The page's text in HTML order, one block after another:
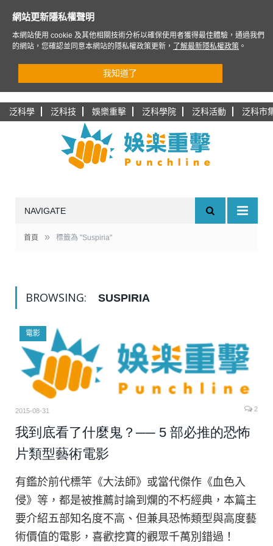
泛科學 泛科技 娛樂重擊 泛科學院 泛科活動 泛科市
NAVIGATE
首頁 » 標籤為 "Suspiria"
BROWSING: SUSPIRIA
電影
2015-08-31 2
我到底看了什麼鬼？── 5 部必推的恐怖
片類型藝術電影
有鑑於前代標竿《大法師》或當代傑作《血色入
侵》等，都是被推薦討論到爛的不朽經典，本篇主
要介紹五部知名度不高、但兼具恐怖類型與高度藝
術價值的電影，喜歡挖寶的觀眾千萬別錯過！
網站更新隱私權聲明
本網站使用 cookie 及其他相關技術分析以確保使用者獲得最佳體驗，通過我們
的網站，您確認並同意本網站的隱私權政策更新，
了解最新隱私權政策 。
我知道了